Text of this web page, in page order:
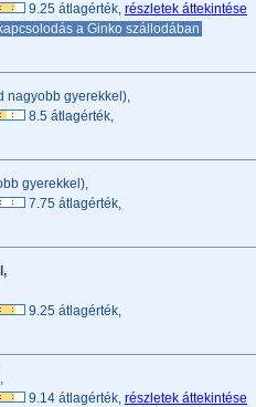
9.25 átlagérték, részletek áttekintése
a Ginko szállodában
nagyobb gyerekkel),
8.5 átlagérték,
gyerekkel),
7.75 átlagérték,
9.25 átlagérték,
9.14 átlagérték, részletek áttekintése